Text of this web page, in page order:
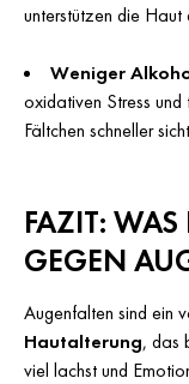
unterstützen die Haut
Weniger
oxidativen Stress
Fältchen schneller
FAZIT: WAS
GEGEN
Augenfalten sind ein
Hautalterung, das
viel lachst und